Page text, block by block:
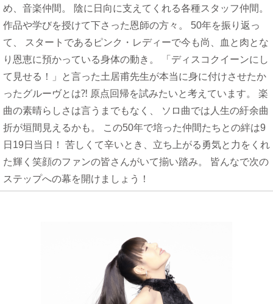
め、音楽仲間。 陰に日向に支えてくれる各種スタッフ仲間。
作品や学びを授けて下さった恩師の方々。 50年を振り返っ
て、 スタートであるピンク・レディーで今も尚、血と肉とな
り恩恵に預かっている身体の動き。 「ディスコクイーンにし
て見せる！」と言った土居甫先生が本当に身に付けさせたか
ったグルーヴとは⁈ 原点回帰を試みたいと考えています。 楽
曲の素晴らしさは言うまでもなく、 ソロ曲では人生の紆余曲
折が垣間見えるかも。 この50年で培った仲間たちとの絆は9
日19日当日！ 苦しくて辛いとき、立ち上がる勇気と力をくれ
た輝く笑顔のファンの皆さんがいて揃い踏み。 皆んなで次の
ステップへの幕を開けましょう！